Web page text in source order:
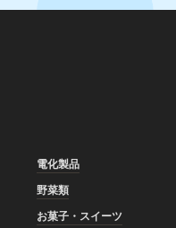
電化製品
野菜類
お菓子・スイーツ